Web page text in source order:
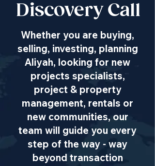
Discovery Call
Whether you are buying,
selling, investing, planning
Aliyah, looking for new
projects specialists,
project & property
management, rentals or
new communities, our
team will guide you every
step of the way - way
beyond transaction